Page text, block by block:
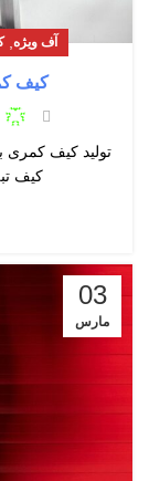
آف ویژه ,
کیف
تولید کیف کمری
کیف
03
مارس